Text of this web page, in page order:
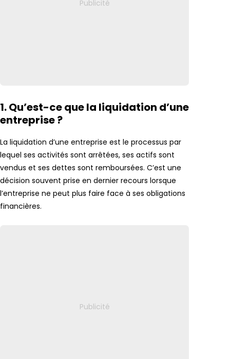
1. Qu’est-ce que la liquidation d’une
entreprise ?
La liquidation d’une entreprise est le processus par
lequel ses activités sont arrêtées, ses actifs sont
vendus et ses dettes sont remboursées. C’est une
décision souvent prise en dernier recours lorsque
l’entreprise ne peut plus faire face à ses obligations
financières.